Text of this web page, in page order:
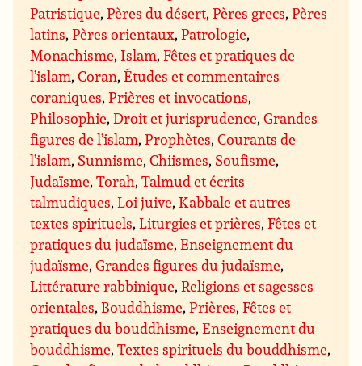
Patristique,Pères du désert,Pères grecs,Pères
latins,Pères orientaux,Patrologie,
Monachisme, Islam,Fêtes et pratiques de
l’islam,Coran,Études et commentaires
coraniques,Prières et invocations,
Philosophie,Droit et jurisprudence,Grandes
figures de l’islam,Prophètes,Courants de
l’islam, Sunnisme,Chiismes, Soufisme,
Judaïsme,Torah,Talmud et écrits
talmudiques,Loi juive,Kabbale et autres
textes spirituels,Liturgies et prières,Fêtes et
pratiques du judaïsme,Enseignement du
judaïsme,Grandes figures du judaïsme,
Littérature rabbinique,Religions et sagesses
orientales, Bouddhisme,Prières,Fêtes et
pratiques du bouddhisme,Enseignement du
bouddhisme,Textes spirituels du bouddhisme,